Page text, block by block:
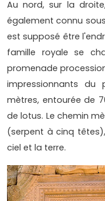
Au nord, sur la
également connu
est supposé être
famille royale se
promenade
impressionnants du
mètres, entourée de
de lotus. Le chemin
(serpent à cinq
ciel et la terre.